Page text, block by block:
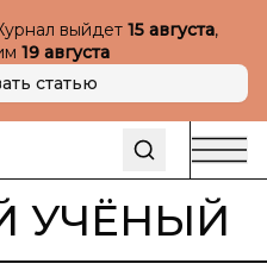
выйдет 15 августа,
19 августа
статью
УЧЁНЫЙ